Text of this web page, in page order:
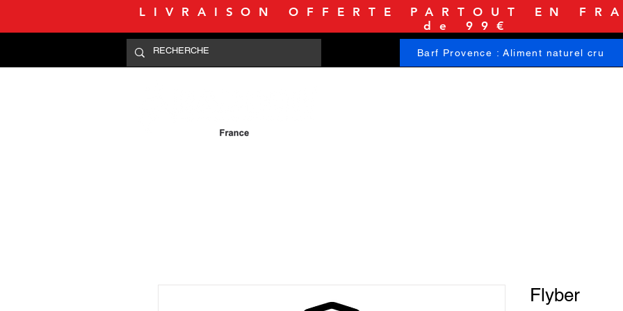
LIVRAISON OFFERTE PARTOUT EN
de 99€
Barf Provence : Aliment naturel cru
Flyber